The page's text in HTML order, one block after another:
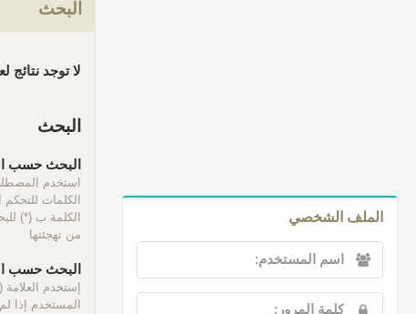
الملف الشخصي
البحث
لا توجد نتائج
البحث
البحث حسب
الكلمات
الكلمة ب (*)
من تهجئتها
البحث حسب
إستخدم
المستخدم إذا